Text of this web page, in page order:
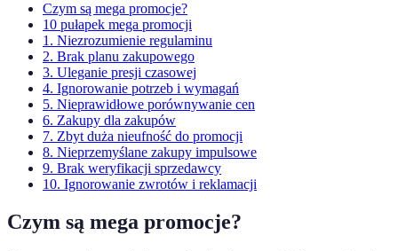
Czym są mega promocje?
10 pułapek mega promocji
1. Niezrozumienie regulaminu
2. Brak planu zakupowego
3. Uleganie presji czasowej
4. Ignorowanie potrzeb i wymagań
5. Nieprawidłowe porównywanie cen
6. Zakupy dla zakupów
7. Zbyt duża nieufność do promocji
8. Nieprzemyślane zakupy impulsowe
9. Brak weryfikacji sprzedawcy
10. Ignorowanie zwrotów i reklamacji
Czym są mega promocje?